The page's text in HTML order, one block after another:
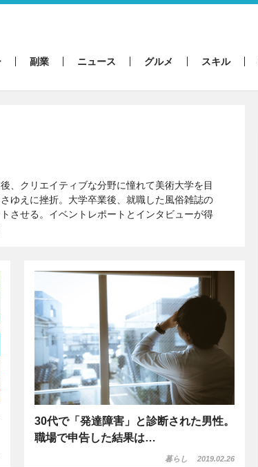
副業 ニュース グルメ スキル
、クリエイティブな分野に憧れて美術大学を目
ゆえに挫折。大学卒業後、就職した風俗雑誌の
させる。イベントレポートとインタビューが得
30代で「発達障害」と診断された男性。
職場で申告した結果は…
暮らし 2019.02.26